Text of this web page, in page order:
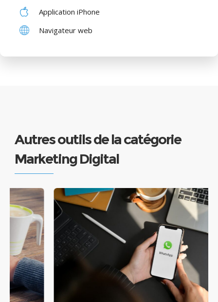
Application iPhone
Navigateur web
Autres outils de la catégorie
Marketing Digital